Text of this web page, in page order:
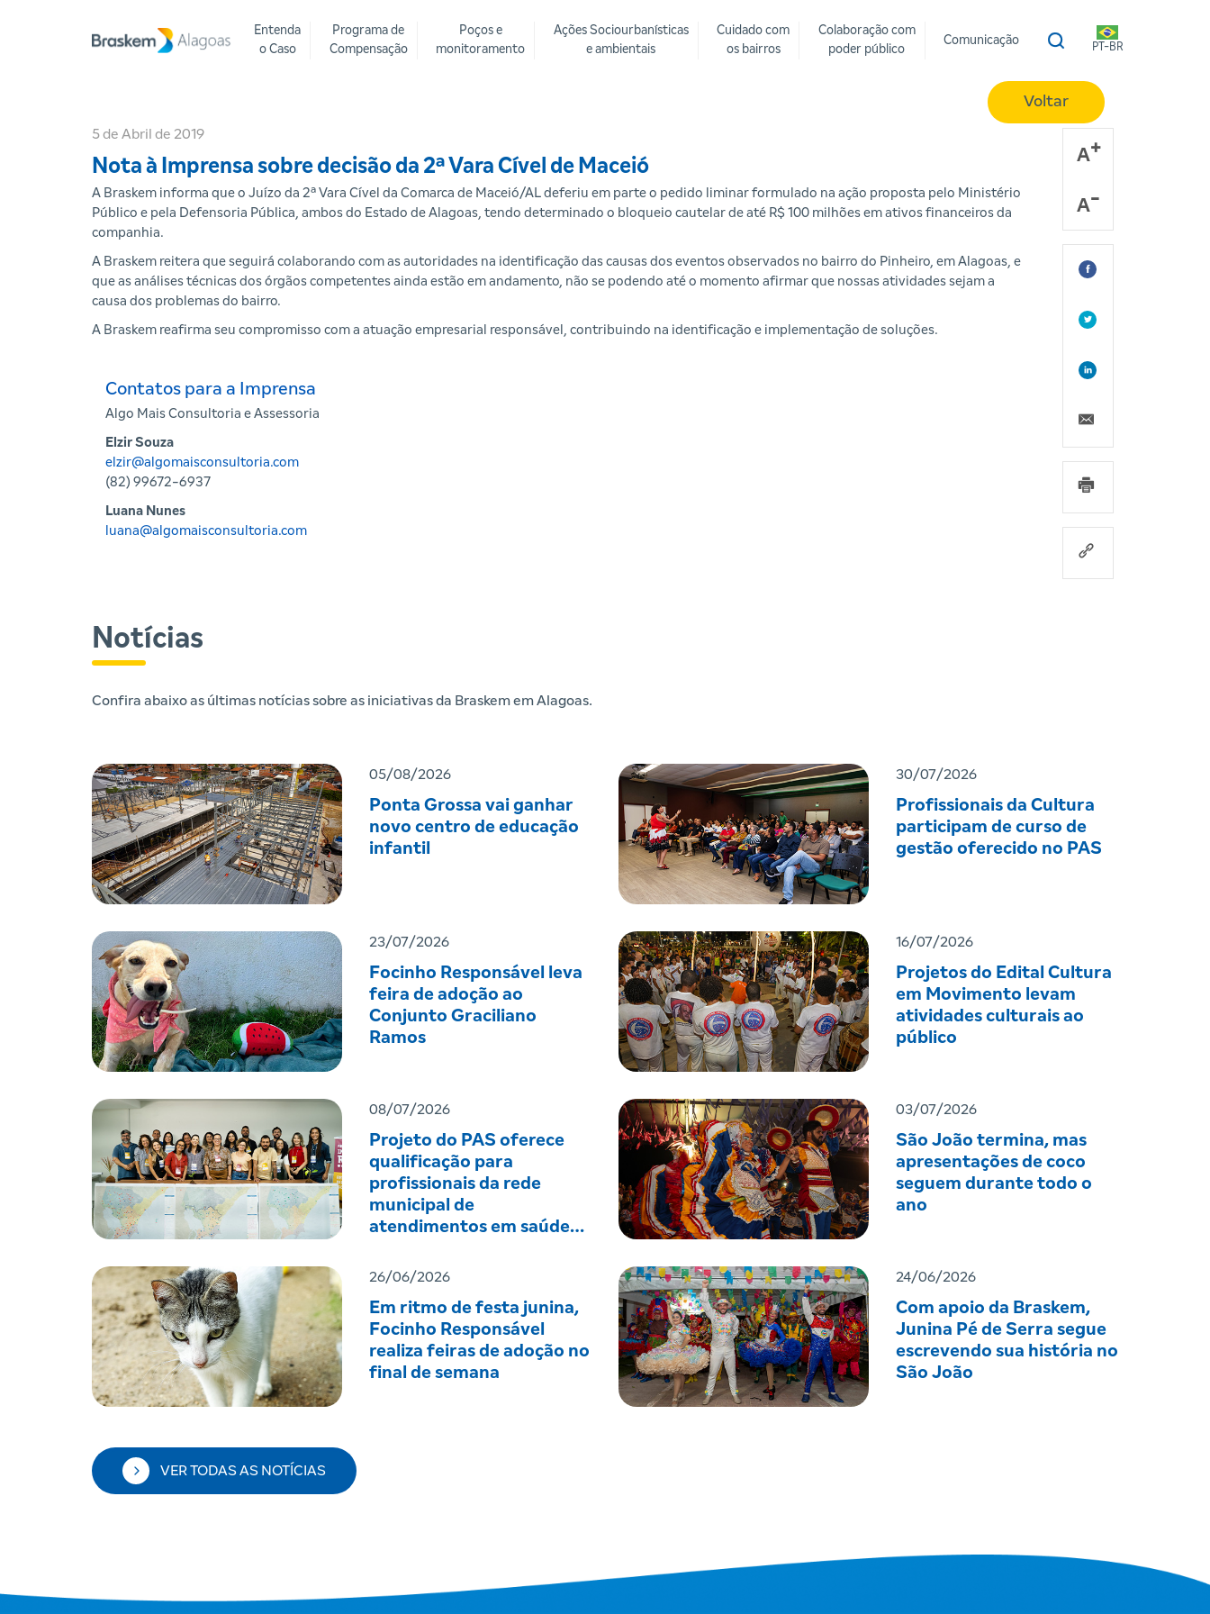
Entenda
o Caso
Programa de
Compensação
Poços e
monitoramento
Ações Sociourbanísticas
e ambientais
Cuidado com
os bairros
Colaboração com
poder público
Comunicação
PT-BR
Voltar
5 de Abril de 2019
Nota à Imprensa sobre decisão da 2ª Vara Cível de Maceió A
A
A Braskem informa que o Juízo da 2ª Vara Cível da Comarca de Maceió/AL deferiu em parte o pedido liminar formulado na ação proposta pelo Ministério
Público e pela Defensoria Pública, ambos do Estado de Alagoas, tendo determinado o bloqueio cautelar de até R$ 100 milhões em ativos financeiros da
companhia.
A Braskem reitera que seguirá colaborando com as autoridades na identificação das causas dos eventos observados no bairro do Pinheiro, em Alagoas, e
que as análises técnicas dos órgãos competentes ainda estão em andamento, não se podendo até o momento afirmar que nossas atividades sejam a
causa dos problemas do bairro.
A Braskem reafirma seu compromisso com a atuação empresarial responsável, contribuindo na identificação e implementação de soluções.
Contatos para a Imprensa
Algo Mais Consultoria e Assessoria
Elzir Souza
elzir@algomaisconsultoria.com
(82) 99672-6937
Luana Nunes
luana@algomaisconsultoria.com
Notícias
Confira abaixo as últimas notícias sobre as iniciativas da Braskem em Alagoas.
05/08/2026
Ponta Grossa vai ganhar
novo centro de educação
infantil
30/07/2026
Profissionais da Cultura
participam de curso de
gestão oferecido no PAS
23/07/2026
Focinho Responsável leva
feira de adoção ao
Conjunto Graciliano
Ramos
16/07/2026
Projetos do Edital Cultura
em Movimento levam
atividades culturais ao
público
08/07/2026
Projeto do PAS oferece
qualificação para
profissionais da rede
municipal de
atendimentos em saúde
03/07/2026
São João termina, mas
apresentações de coco
seguem durante todo o
ano
26/06/2026
Em ritmo de festa junina,
Focinho Responsável
realiza feiras de adoção no
final de semana
24/06/2026
Com apoio da Braskem,
Junina Pé de Serra segue
escrevendo sua história no
São João
VER TODAS AS NOTÍCIAS